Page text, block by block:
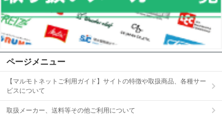
ページメニュー
【マルモトネットご利用ガイド】サイトの特徴や取扱商品、各種サー
ビスについて
取扱メーカー、送料等その他ご利用について